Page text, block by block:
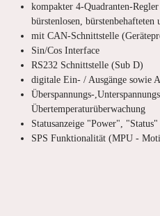
kompakter 4-Quadranten-
bürstenlosen,
mit CAN-Schnittstelle
Sin/Cos Interface
RS232 Schnittstelle (Sub D)
digitale Ein- / Ausgänge sowie
Überspannungs-
Übertemperaturüberwachung
Statusanzeige "Power",
SPS Funktionalität (MPU -